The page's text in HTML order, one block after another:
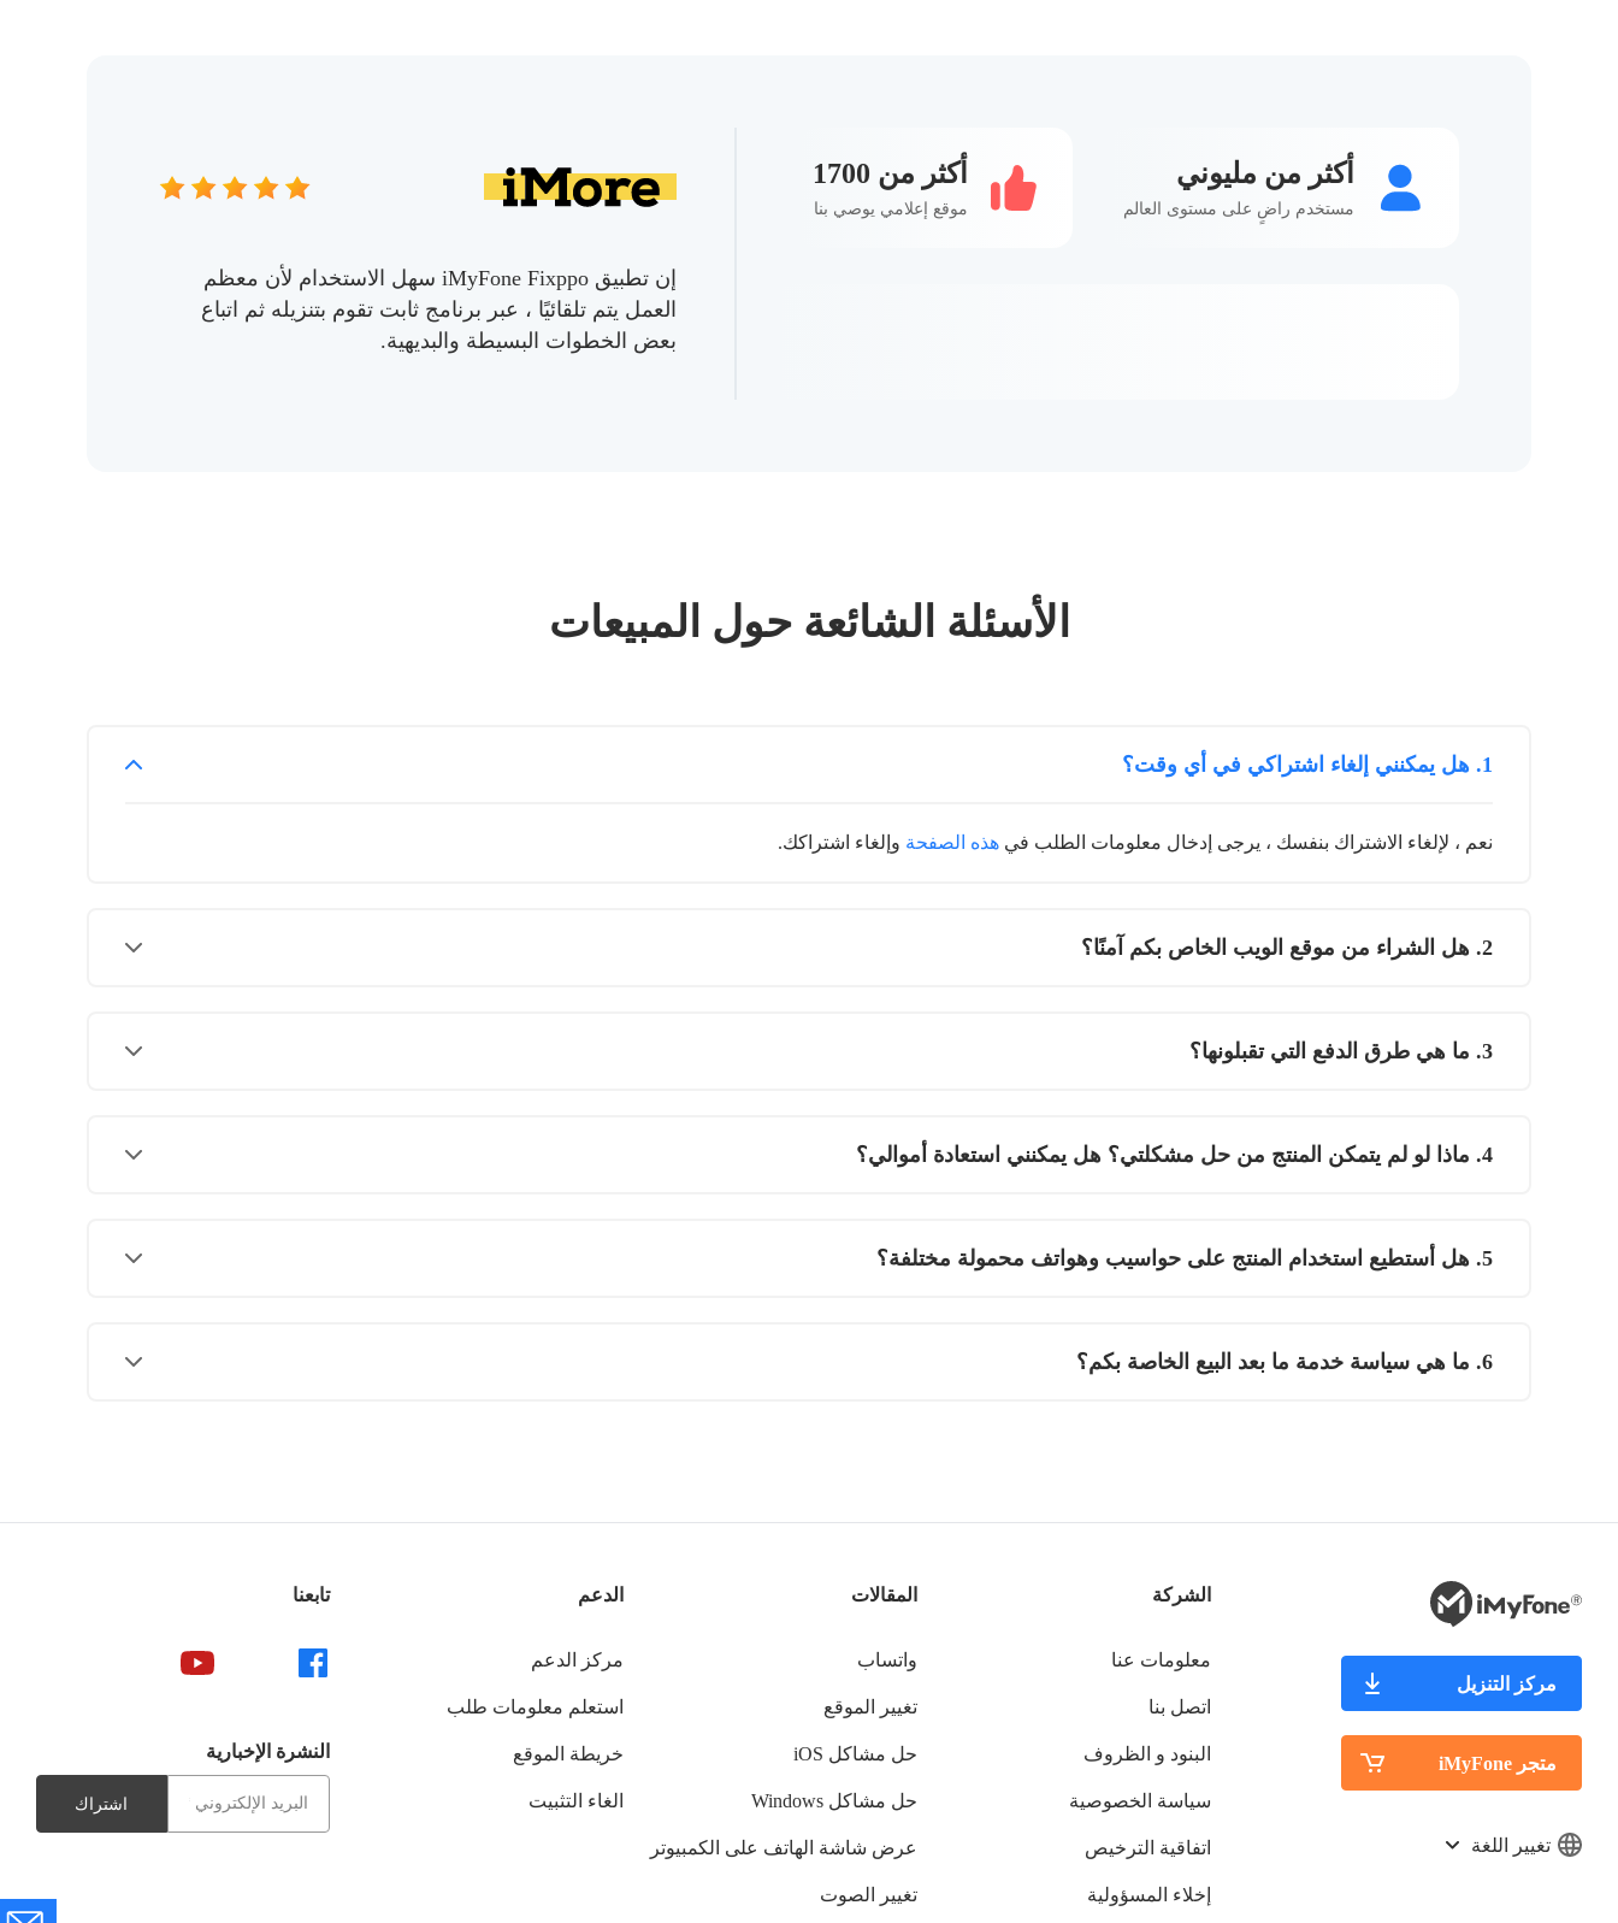
أكثر من مليوني
مستخدم راضٍ على مستوى العالم
أكثر من 1700
موقع إعلامي يوصي بنا
إن تطبيق iMyFone Fixppo سهل الاستخدام لأن معظم
العمل يتم تلقائيًا ، عبر برنامج ثابت تقوم بتنزيله ثم اتباع
بعض الخطوات البسيطة والبديهية.
الأسئلة الشائعة حول المبيعات
1. هل يمكنني إلغاء اشتراكي في أي وقت؟
نعم ، لإلغاء الاشتراك بنفسك ، يرجى إدخال معلومات الطلب في هذه الصفحة وإلغاء اشتراكك.
2. هل الشراء من موقع الويب الخاص بكم آمنًا؟
3. ما هي طرق الدفع التي تقبلونها؟
4. ماذا لو لم يتمكن المنتج من حل مشكلتي؟ هل يمكنني استعادة أموالي؟
5. هل أستطيع استخدام المنتج على حواسيب وهواتف محمولة مختلفة؟
6. ما هي سياسة خدمة ما بعد البيع الخاصة بكم؟
مركز التنزيل
متجر iMyFone
تغيير اللغة
الشركة
معلومات عنا
اتصل بنا
البنود و الظروف
سياسة الخصوصية
اتفاقية الترخيص
إخلاء المسؤولية
المقالات
واتساب
تغيير الموقع
حل مشاكل iOS
حل مشاكل Windows
عرض شاشة الهاتف على الكمبيوتر
تغيير الصوت
الدعم
مركز الدعم
استعلم معلومات طلب
خريطة الموقع
الغاء التثبيت
تابعنا
النشرة الإخبارية
اشتراك